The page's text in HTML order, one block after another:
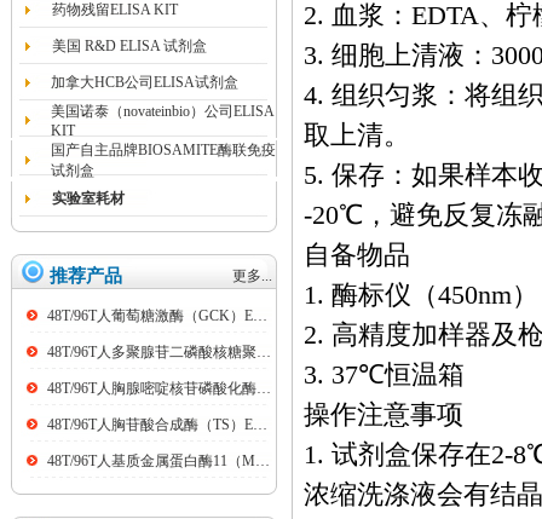
药物残留ELISA KIT
美国 R&D ELISA 试剂盒
加拿大HCB公司ELISA试剂盒
美国诺泰（novateinbio）公司ELISA
KIT
国产自主品牌BIOSAMITE酶联免疫
试剂盒
实验室耗材
推荐产品 更多...
48T/96T人葡萄糖激酶（GCK）ELISA kit
48T/96T人多聚腺苷二磷酸核糖聚合酶（PARP）ELISA kit
48T/96T人胸腺嘧啶核苷磷酸化酶（TP）ELISA kit
48T/96T人胸苷酸合成酶（TS）ELISA kit
48T/96T人基质金属蛋白酶11（MMP11）ELISA kit
2. 血浆：EDTA、
3. 细胞上清液：
4. 组织匀浆：将组
取上清。
5. 保存：如果样本
-20℃，避免反复冻
自备物品
1. 酶标仪（450nm）
2. 高精度加样器及
3. 37℃恒温箱
操作注意事项
1. 试剂盒保存在2-
浓缩洗涤液会有结